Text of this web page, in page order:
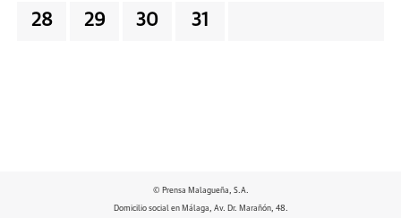
28 29 30 31
© Prensa Malagueña, S.A.
Domicilio social en Málaga, Av. Dr. Marañón, 48.